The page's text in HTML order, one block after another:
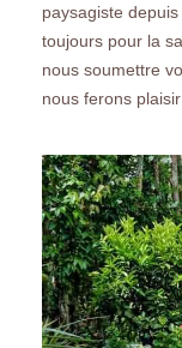
paysagiste
toujours pour la
nous soumettre
nous ferons